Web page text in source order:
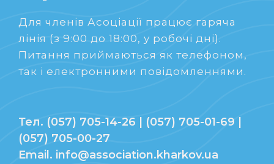
Для членів Асоціації працює гаряча
лінія (з 9:00 до 18:00, у робочі дні).
Питання приймаються як телефоном,
так і електронними повідомленнями.
Тел. (057) 705-14-26 | (057) 705-01-69 |
(057) 705-00-27
Email. info@association.kharkov.ua